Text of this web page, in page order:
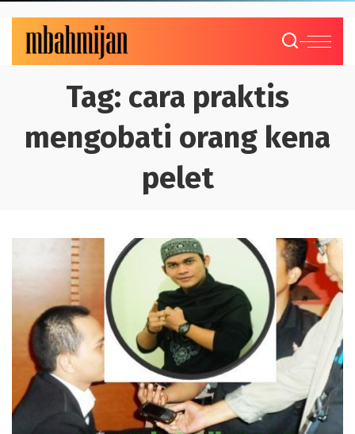
Tag: cara praktis
mengobati orang kena
pelet